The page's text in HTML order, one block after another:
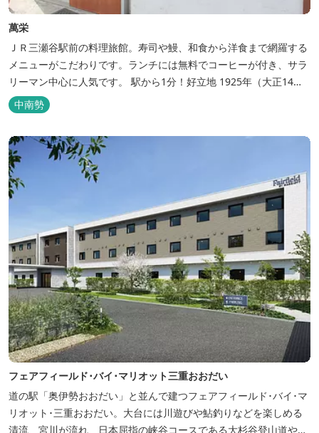
萬栄
ＪＲ三瀬谷駅前の料理旅館。寿司や鰻、和食から洋食まで網羅する
メニューがこだわりです。ランチには無料でコーヒーが付き、サラ
リーマン中心に人気です。 駅から1分！好立地 1925年（大正14
年）に開業した歴史ある旅館。JR三瀬谷駅から徒歩一分と好立地の
場所にあり、大変便利です。 部屋数は11室、大広間が2部屋。少人
数から団体のお客様まで幅広くご利用いただけます。 人気の定食は
品数...
中南勢
フェアフィールド･バイ･マリオット三重おおだい
道の駅「奥伊勢おおだい」と並んで建つフェアフィールド･バイ･マ
リオット･三重おおだい。大台には川遊びや鮎釣りなどを楽しめる
清流、宮川が流れ、日本屈指の峡谷コースである大杉谷登山道や、